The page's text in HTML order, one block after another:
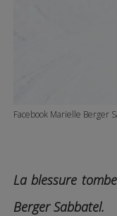
Facebook Marielle Berger
La blessure
Berger Sabbatel.